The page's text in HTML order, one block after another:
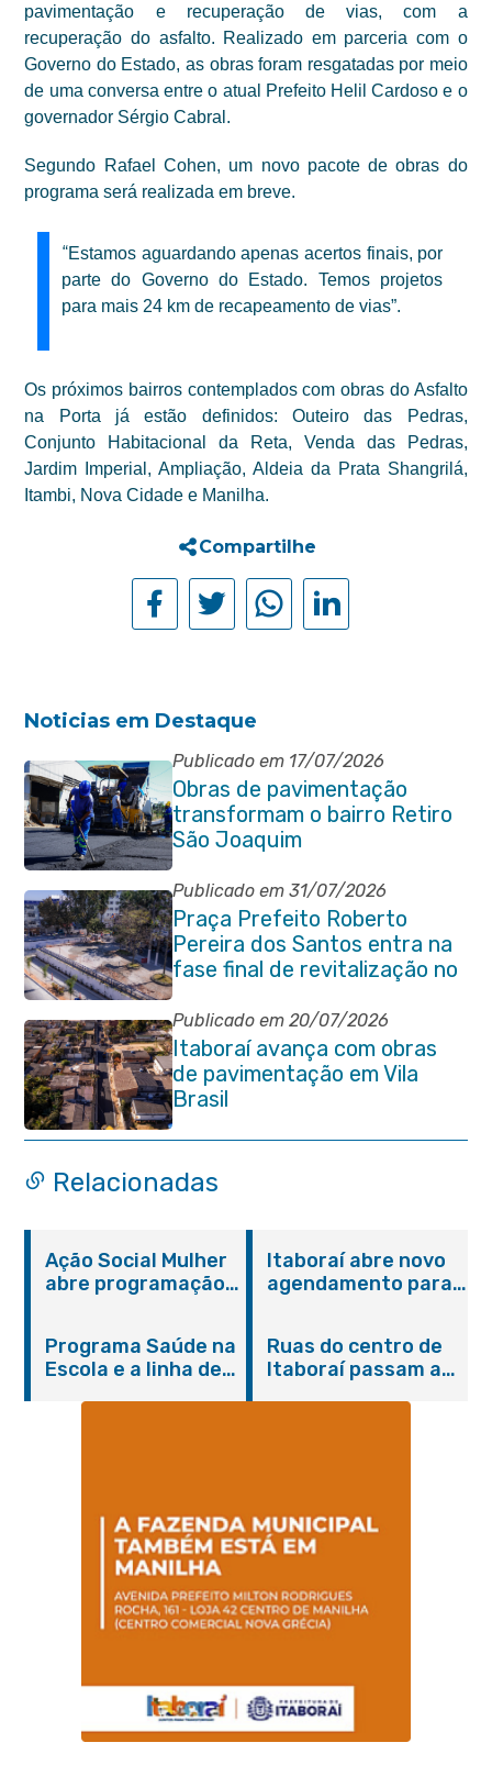
pavimentação e recuperação de vias, com a
recuperação do asfalto. Realizado em parceria com o
Governo do Estado, as obras foram resgatadas por meio
de uma conversa entre o atual Prefeito Helil Cardoso e o
governador Sérgio Cabral.
Segundo Rafael Cohen, um novo pacote de obras do
programa será realizada em breve.
“Estamos aguardando apenas acertos finais, por
parte do Governo do Estado. Temos projetos
para mais 24 km de recapeamento de vias”.
Os próximos bairros contemplados com obras do Asfalto
na Porta já estão definidos: Outeiro das Pedras,
Conjunto Habitacional da Reta, Venda das Pedras,
Jardim Imperial, Ampliação, Aldeia da Prata Shangrilá,
Itambi, Nova Cidade e Manilha.
Compartilhe
Noticias em Destaque
Publicado em 17/07/2026
Obras de pavimentação
transformam o bairro Retiro
São Joaquim
Publicado em 31/07/2026
Praça Prefeito Roberto
Pereira dos Santos entra na
fase final de revitalização no
Centro de Itaboraí
Publicado em 20/07/2026
Itaboraí avança com obras
de pavimentação em Vila
Brasil
Relacionadas
Ação Social Mulher
abre programação
serviços gratuitos e
orientações
Itaboraí abre novo
agendamento para
Programa Saúde na
Escola e a linha de
Magalhães Seabra
Ruas do centro de
Itaboraí passam a